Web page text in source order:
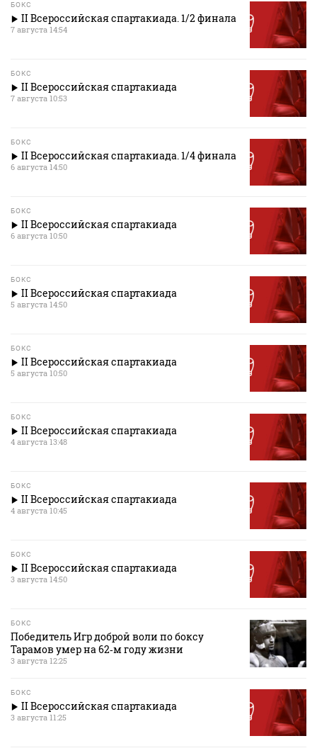
БОКС
II Всероссийская спартакиада. 1/2 финала
7 августа 14:54
БОКС
II Всероссийская спартакиада
7 августа 10:53
БОКС
II Всероссийская спартакиада. 1/4 финала
6 августа 14:50
БОКС
II Всероссийская спартакиада
6 августа 10:50
БОКС
II Всероссийская спартакиада
5 августа 14:50
БОКС
II Всероссийская спартакиада
5 августа 10:50
БОКС
II Всероссийская спартакиада
4 августа 13:48
БОКС
II Всероссийская спартакиада
4 августа 10:45
БОКС
II Всероссийская спартакиада
3 августа 14:50
БОКС
Победитель Игр доброй воли по боксу
Тарамов умер на 62‑м году жизни
3 августа 12:25
БОКС
II Всероссийская спартакиада
3 августа 11:25